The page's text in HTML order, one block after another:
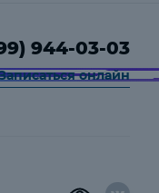
944-03-03
онлайн